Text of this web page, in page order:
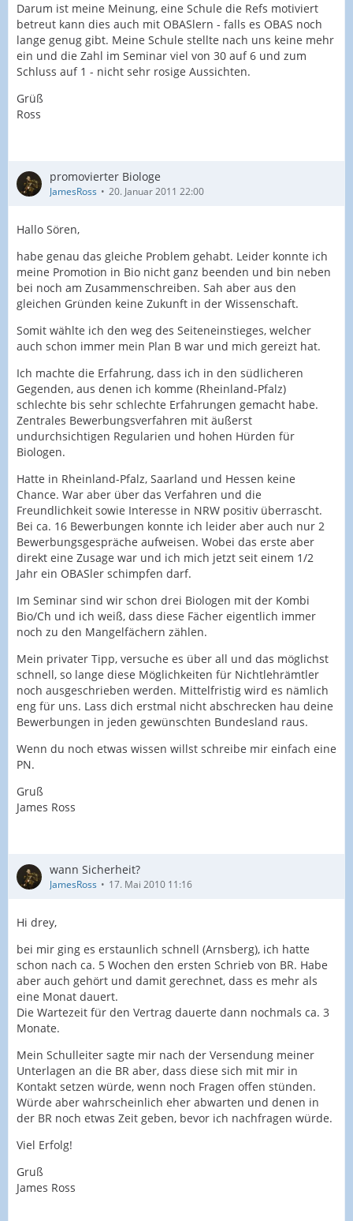
Darum ist meine Meinung, eine Schule die Refs motiviert
betreut kann dies auch mit OBASlern - falls es OBAS noch
lange genug gibt. Meine Schule stellte nach uns keine mehr
ein und die Zahl im Seminar viel von 30 auf 6 und zum
Schluss auf 1 - nicht sehr rosige Aussichten.
Grüß
Ross
promovierter Biologe
JamesRoss 20. Januar 2011 22:00
Hallo Sören,
habe genau das gleiche Problem gehabt. Leider konnte ich
meine Promotion in Bio nicht ganz beenden und bin neben
bei noch am Zusammenschreiben. Sah aber aus den
gleichen Gründen keine Zukunft in der Wissenschaft.
Somit wählte ich den weg des Seiteneinstieges, welcher
auch schon immer mein Plan B war und mich gereizt hat.
Ich machte die Erfahrung, dass ich in den südlicheren
Gegenden, aus denen ich komme (Rheinland-Pfalz)
schlechte bis sehr schlechte Erfahrungen gemacht habe.
Zentrales Bewerbungsverfahren mit äußerst
undurchsichtigen Regularien und hohen Hürden für
Biologen.
Hatte in Rheinland-Pfalz, Saarland und Hessen keine
Chance. War aber über das Verfahren und die
Freundlichkeit sowie Interesse in NRW positiv überrascht.
Bei ca. 16 Bewerbungen konnte ich leider aber auch nur 2
Bewerbungsgespräche aufweisen. Wobei das erste aber
direkt eine Zusage war und ich mich jetzt seit einem 1/2
Jahr ein OBASler schimpfen darf.
Im Seminar sind wir schon drei Biologen mit der Kombi
Bio/Ch und ich weiß, dass diese Fächer eigentlich immer
noch zu den Mangelfächern zählen.
Mein privater Tipp, versuche es über all und das möglichst
schnell, so lange diese Möglichkeiten für Nichtlehrämtler
noch ausgeschrieben werden. Mittelfristig wird es nämlich
eng für uns. Lass dich erstmal nicht abschrecken hau deine
Bewerbungen in jeden gewünschten Bundesland raus.
Wenn du noch etwas wissen willst schreibe mir einfach eine
PN.
Gruß
James Ross
wann Sicherheit?
JamesRoss 17. Mai 2010 11:16
Hi drey,
bei mir ging es erstaunlich schnell (Arnsberg), ich hatte
schon nach ca. 5 Wochen den ersten Schrieb von BR. Habe
aber auch gehört und damit gerechnet, dass es mehr als
eine Monat dauert.
Die Wartezeit für den Vertrag dauerte dann nochmals ca. 3
Monate.
Mein Schulleiter sagte mir nach der Versendung meiner
Unterlagen an die BR aber, dass diese sich mit mir in
Kontakt setzen würde, wenn noch Fragen offen stünden.
Würde aber wahrscheinlich eher abwarten und denen in
der BR noch etwas Zeit geben, bevor ich nachfragen würde.
Viel Erfolg!
Gruß
James Ross